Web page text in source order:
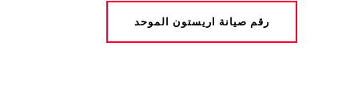
رقم صيانة اريستون الموحد